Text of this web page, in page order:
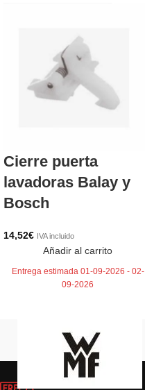
Cierre puerta
lavadoras Balay y
Bosch
14,52€ IVA incluido
Añadir al carrito
Entrega estimada 01-09-2026 - 02-
09-2026